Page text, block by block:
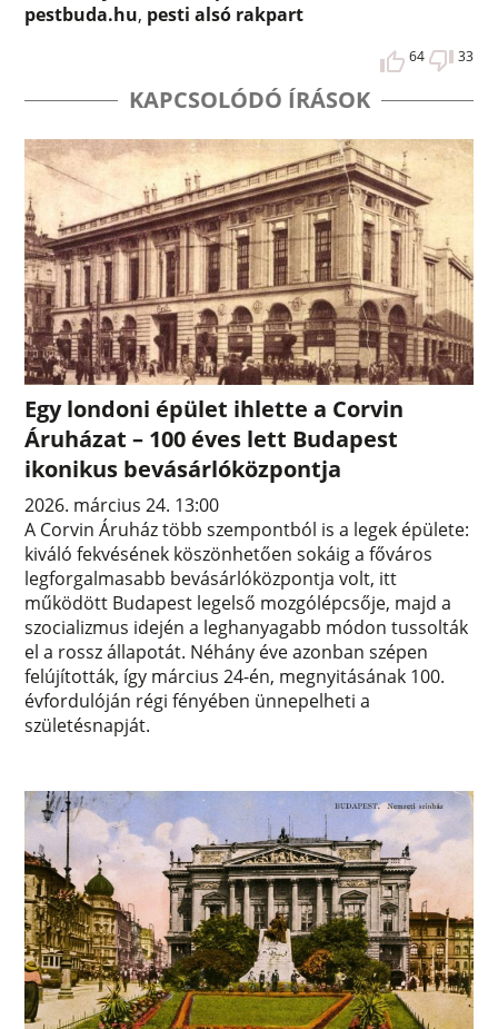
pestbuda.hu, pesti alsó rakpart
64 33
KAPCSOLÓDÓ ÍRÁSOK
Egy londoni épület ihlette a Corvin
Áruházat – 100 éves lett Budapest
ikonikus bevásárlóközpontja
2026. március 24. 13:00
A Corvin Áruház több szempontból is a legek épülete:
kiváló fekvésének köszönhetően sokáig a főváros
legforgalmasabb bevásárlóközpontja volt, itt
működött Budapest legelső mozgólépcsője, majd a
szocializmus idején a leghanyagabb módon tussolták
el a rossz állapotát. Néhány éve azonban szépen
felújították, így március 24-én, megnyitásának 100.
évfordulóján régi fényében ünnepelheti a
születésnapját.